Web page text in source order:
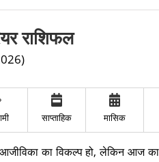
राशिफल
साप्ताहिक मासिक
का विकल्प हो, लेकिन आज